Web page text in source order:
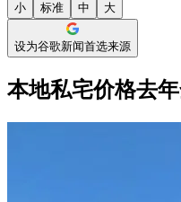
小 标准 中 大
设为谷歌新闻首选来源
本地私宅价格去